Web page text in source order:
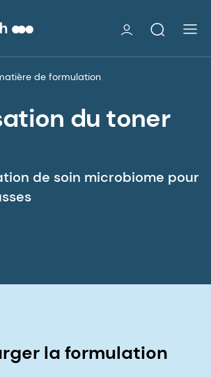
de formulation
du toner
de soin microbiome pour
la formulation